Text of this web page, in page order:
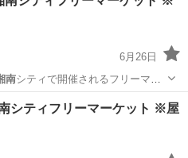
6月26日
南シティで開催されるフリーマー
ーマーケット
シティフリーマーケット ※屋